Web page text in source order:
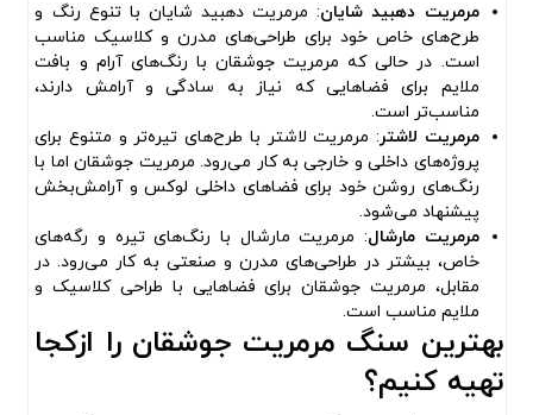
مرمریت دهبید شایان: مرمریت دهبید شایان با تنوع رنگ و
طرح‌های خاص خود برای طراحی‌های مدرن و کلاسیک مناسب
است. در حالی که مرمریت جوشقان با رنگ‌های آرام و بافت
ملایم برای فضاهایی که نیاز به سادگی و آرامش دارند،
مناسب‌تر است.
مرمریت لاشتر: مرمریت لاشتر با طرح‌های تیره‌تر و متنوع برای
پروژه‌های داخلی و خارجی به کار می‌رود. مرمریت جوشقان اما با
رنگ‌های روشن خود برای فضاهای داخلی لوکس و آرامش‌بخش
پیشنهاد می‌شود.
مرمریت مارشال: مرمریت مارشال با رنگ‌های تیره و رگه‌های
خاص، بیشتر در طراحی‌های مدرن و صنعتی به کار می‌رود. در
مقابل، مرمریت جوشقان برای فضاهایی با طراحی کلاسیک و
ملایم مناسب است.
بهترین سنگ مرمریت جوشقان را ازکجا
تهیه کنیم؟